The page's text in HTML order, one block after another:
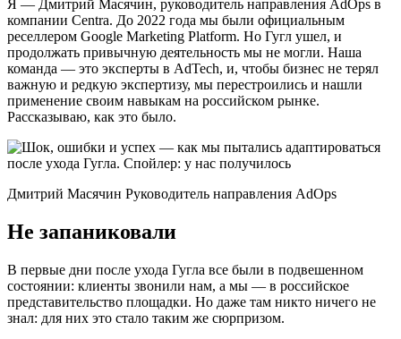
Я — Дмитрий Масячин, руководитель направления AdOps в
компании Centra. До 2022 года мы были официальным
реселлером Google Marketing Platform. Но Гугл ушел, и
продолжать привычную деятельность мы не могли. Наша
команда — это эксперты в AdTech, и, чтобы бизнес не терял
важную и редкую экспертизу, мы перестроились и нашли
применение своим навыкам на российском рынке.
Рассказываю, как это было.
Дмитрий Масячин Руководитель направления AdOps
Не запаниковали
В первые дни после ухода Гугла все были в подвешенном
состоянии: клиенты звонили нам, а мы — в российское
представительство площадки. Но даже там никто ничего не
знал: для них это стало таким же сюрпризом.